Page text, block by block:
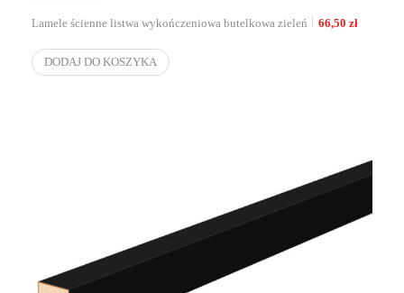
Lamele ścienne listwa wykończeniowa butelkowa zieleń 66,50 zł
DODAJ DO KOSZYKA